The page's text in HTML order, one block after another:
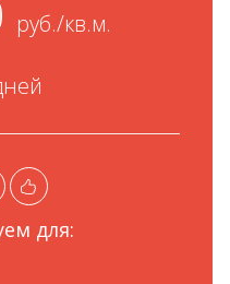
руб./кв.м.
для: